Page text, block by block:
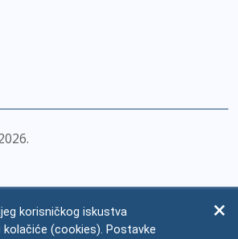
korisničkog iskustva
(cookies). Postavke